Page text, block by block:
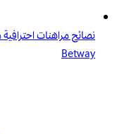
نصائح مراهنات
Betway